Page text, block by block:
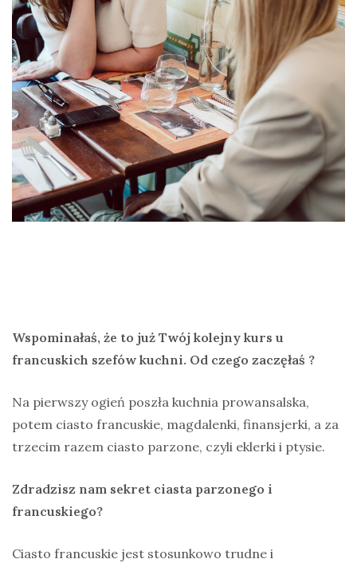
Wspominałaś, że to już Twój kolejny kurs u
francuskich szefów kuchni. Od czego zaczęłaś ?
Na pierwszy ogień poszła kuchnia prowansalska,
potem ciasto francuskie, magdalenki, finansjerki, a za
trzecim razem ciasto parzone, czyli eklerki i ptysie.
Zdradzisz nam sekret ciasta parzonego i
francuskiego?
Ciasto francuskie jest stosunkowo trudne i